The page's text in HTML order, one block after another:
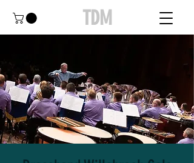
TDM